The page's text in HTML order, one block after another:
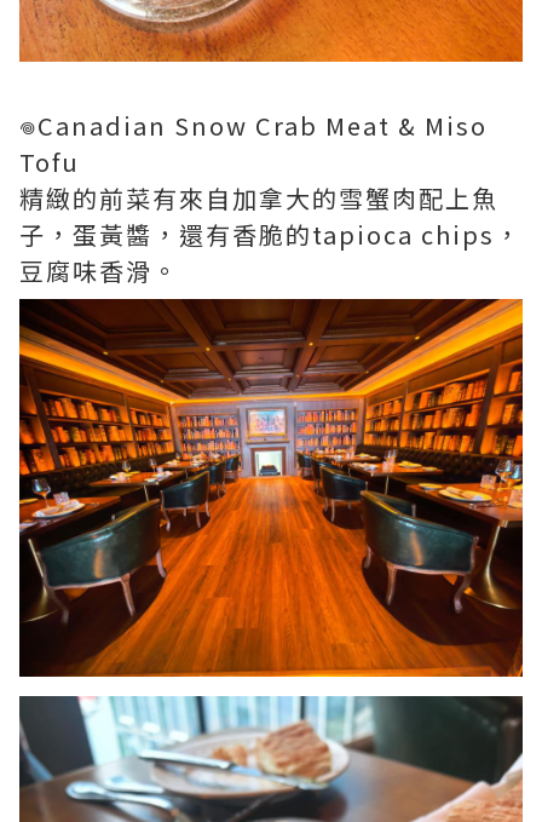
𖦹Canadian Snow Crab Meat & Miso
Tofu
精緻的前菜有來自加拿大的雪蟹肉配上魚
子，蛋黃醬，還有香脆的tapioca chips，
豆腐味香滑。